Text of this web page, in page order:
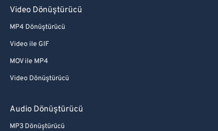
Video Dönüştürücü
MP4 Dönüştürücü
Video ile GIF
MOV ile MP4
Video Dönüştürücü
Audio Dönüştürücü
MP3 Dönüştürücü